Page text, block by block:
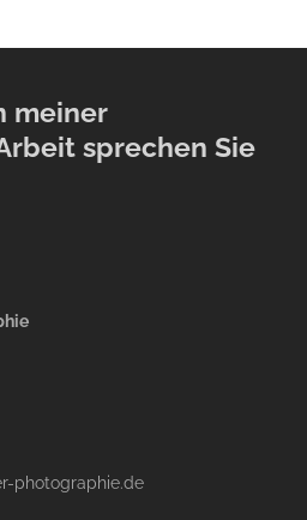
meiner
sprechen Sie
photographie.de